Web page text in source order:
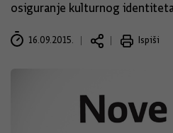
osiguranje kulturnog
16.09.2015. Ispiši